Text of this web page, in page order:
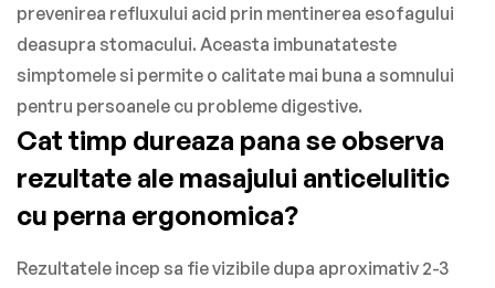
prevenirea refluxului acid prin mentinerea esofagului
deasupra stomacului. Aceasta imbunatateste
simptomele si permite o calitate mai buna a somnului
pentru persoanele cu probleme digestive.
Cat timp dureaza pana se observa
rezultate ale masajului anticelulitic
cu perna ergonomica?
Rezultatele incep sa fie vizibile dupa aproximativ 2-3